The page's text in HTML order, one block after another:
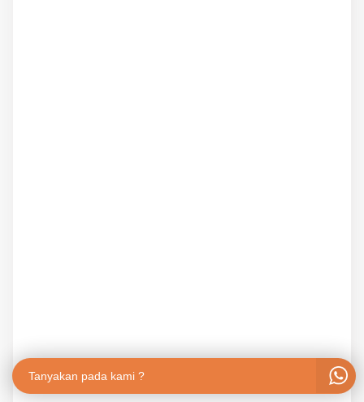
Tanyakan pada kami ?